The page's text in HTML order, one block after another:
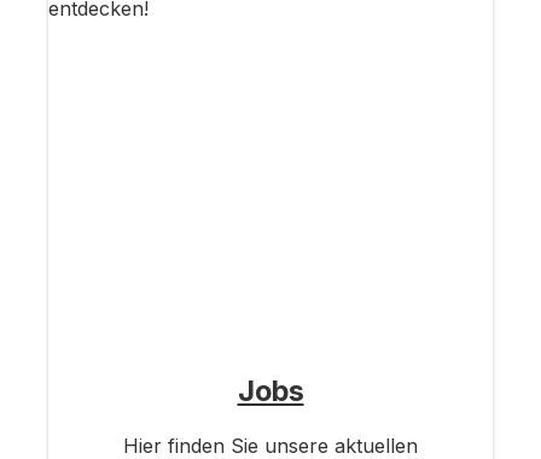
Jobs
Hier finden Sie unsere aktuellen